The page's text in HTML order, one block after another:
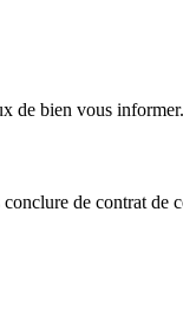
de bien vous informer.
de contrat